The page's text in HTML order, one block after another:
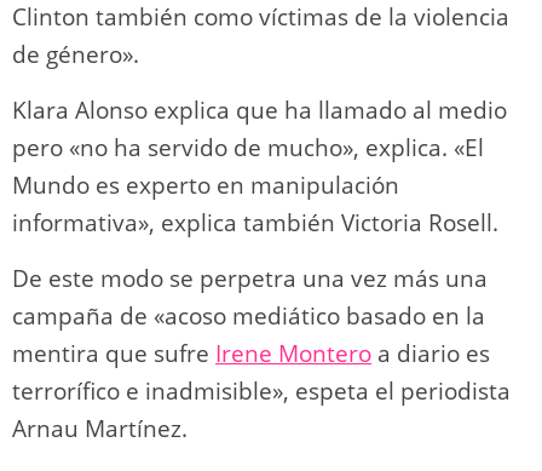
Clinton también como víctimas de la violencia
de género».
Klara Alonso explica que ha llamado al medio
pero «no ha servido de mucho», explica. «El
Mundo es experto en manipulación
informativa», explica también Victoria Rosell.
De este modo se perpetra una vez más una
campaña de «acoso mediático basado en la
mentira que sufre Irene Montero a diario es
terrorífico e inadmisible», espeta el periodista
Arnau Martínez.